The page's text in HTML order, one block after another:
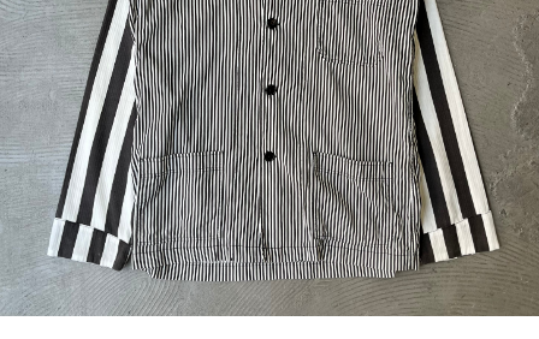
Yohji Yamamoto
Other brands
TOPS
OUTER WEAR
BOTTOMS